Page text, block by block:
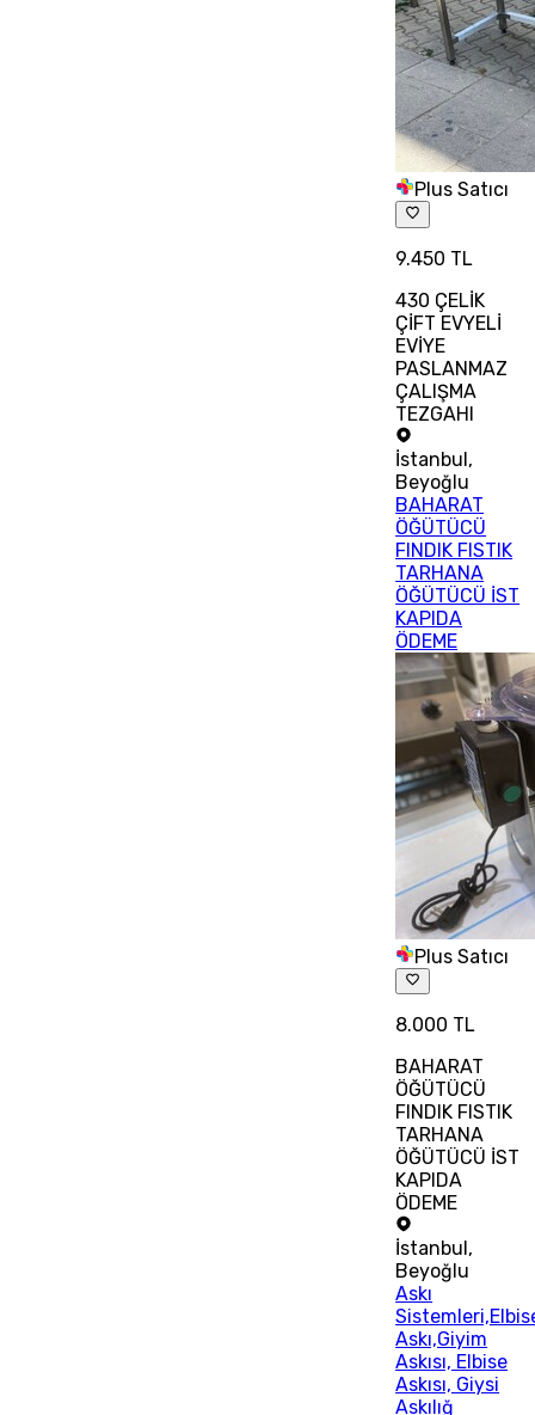
Plus Satıcı
9.450 TL
430 ÇELİK
ÇİFT EVYELİ
EVİYE
PASLANMAZ
ÇALIŞMA
TEZGAHI
İstanbul,
Beyoğlu
BAHARAT
ÖĞÜTÜCÜ
FINDIK FISTIK
TARHANA
ÖĞÜTÜCÜ İST
KAPIDA
ÖDEME
Plus Satıcı
8.000 TL
BAHARAT
ÖĞÜTÜCÜ
FINDIK FISTIK
TARHANA
ÖĞÜTÜCÜ İST
KAPIDA
ÖDEME
İstanbul,
Beyoğlu
Askı
Askı,Giyim
Askısı, Elbise
Askısı, Giysi
Askılığ